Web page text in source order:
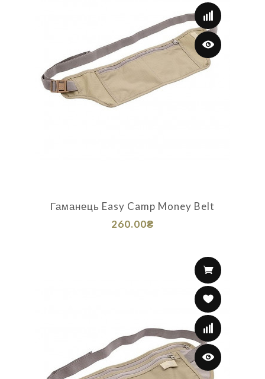
Гаманець Easy Camp Money Belt
260.00₴